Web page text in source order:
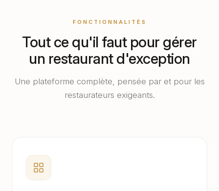
FONCTIONNALITÉS
Tout ce qu'il faut pour gérer
un restaurant d'exception
Une plateforme complète, pensée par et pour les
restaurateurs exigeants.